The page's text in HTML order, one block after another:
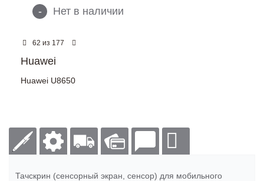
- Нет в наличии
62 из 177
Huawei
Huawei U8650
Тачскрин (сенсорный экран, сенсор) для мобильного